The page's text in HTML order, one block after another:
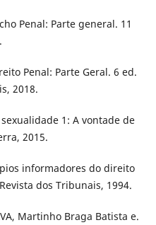
Penal: Parte general. 11
Penal: Parte Geral. 6 ed.
2018.
1: A vontade de
2015.
informadores do direito
dos Tribunais, 1994.
Martinho Braga Batista e.